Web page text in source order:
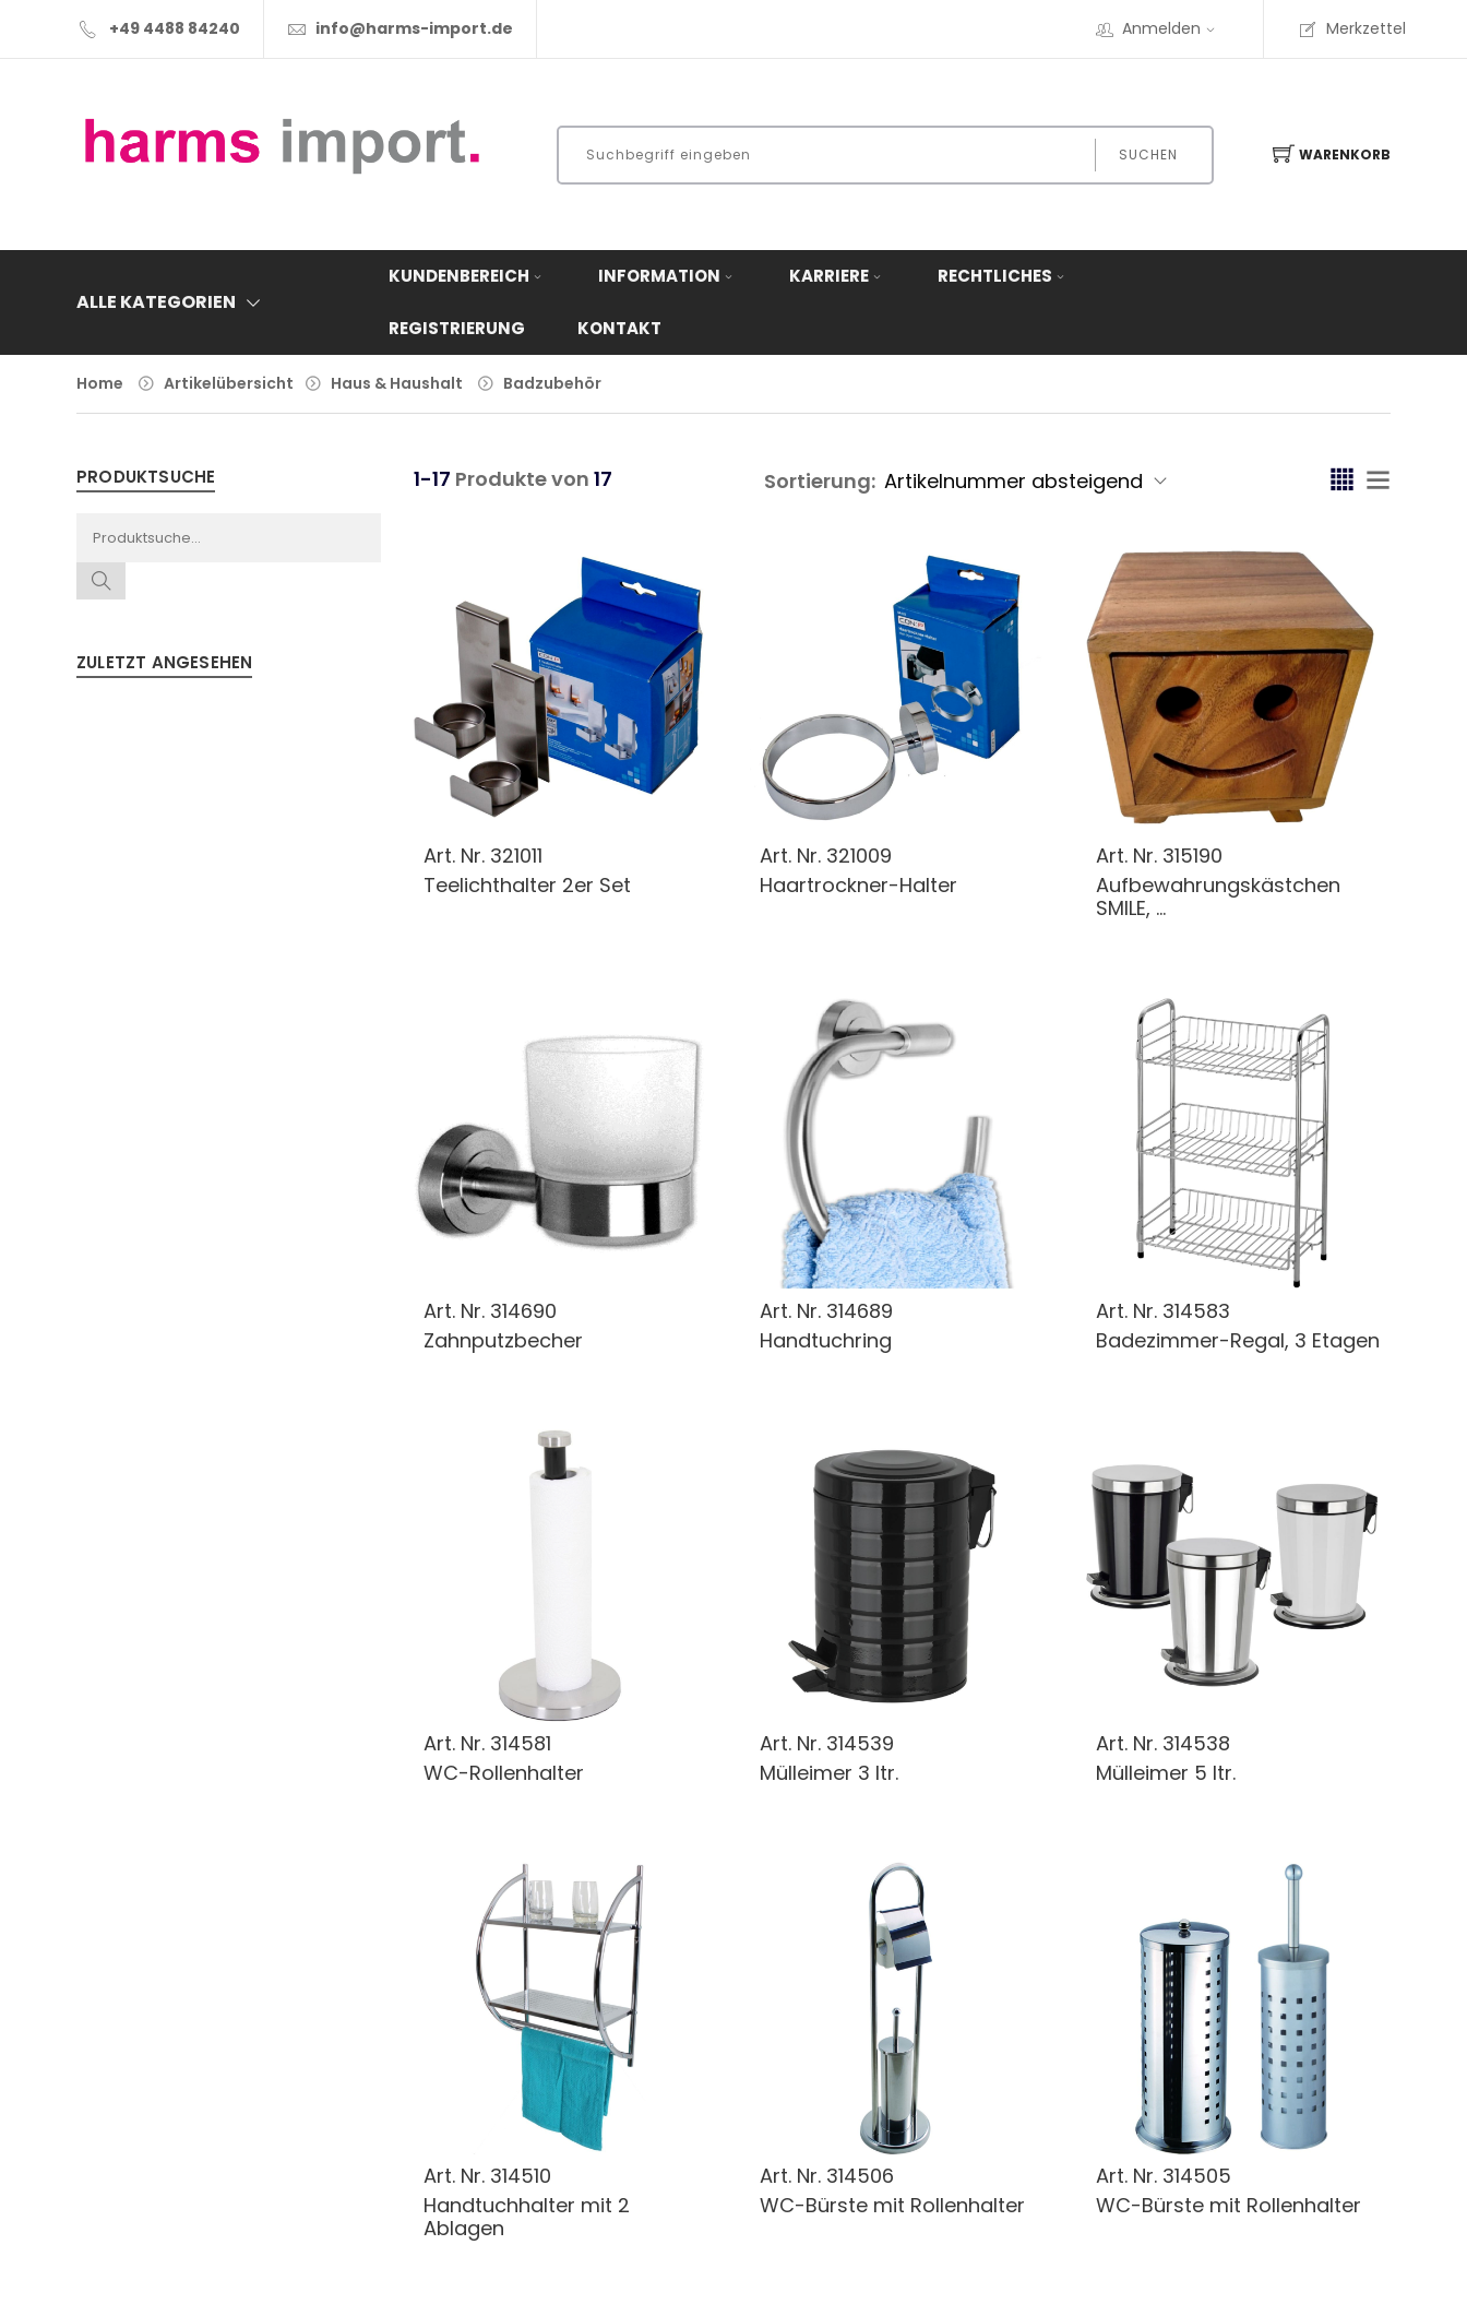
+49 4488 84240 info@harms-import.de Anmelden Merkzettel
SUCHEN WARENKORB
ALLE KATEGORIEN
KUNDENBEREICH INFORMATION KARRIERE RECHTLICHES
REGISTRIERUNG KONTAKT
Home Artikelübersicht Haus & Haushalt Badzubehör
PRODUKTSUCHE
ZULETZT ANGESEHEN
1-17 Produkte von 17 Sortierung:
Art. Nr. 321011
Teelichthalter 2er Set
Art. Nr. 321009
Haartrockner-Halter
Art. Nr. 315190
Aufbewahrungskästchen
SMILE, ...
Art. Nr. 314690
Zahnputzbecher
Art. Nr. 314689
Handtuchring
Art. Nr. 314583
Badezimmer-Regal, 3 Etagen
Art. Nr. 314581
WC-Rollenhalter
Art. Nr. 314539
Mülleimer 3 ltr.
Art. Nr. 314538
Mülleimer 5 ltr.
Art. Nr. 314510
Handtuchhalter mit 2
Ablagen
Art. Nr. 314506
WC-Bürste mit Rollenhalter
Art. Nr. 314505
WC-Bürste mit Rollenhalter